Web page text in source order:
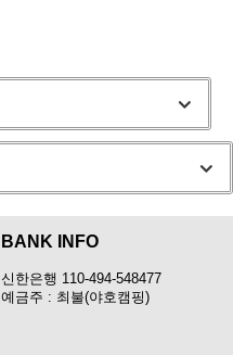
BANK INFO
신한은행 110-494-548477
예금주 : 최불(야호캠핑)